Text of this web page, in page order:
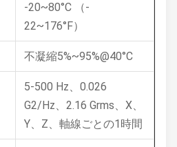
-20~80°C （-
22~176°F）
不凝縮5%~95%@40°C
5-500 Hz、0.026
G2/Hz、2.16 Grms、X、
Y、Z、軸線ごとの1時間